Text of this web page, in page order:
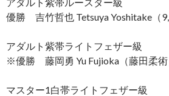
優勝 吉竹哲也 Tetsuya Yoshitake（
アダルト紫帯ライトフェザー級
※優勝 藤岡勇 Yu Fujioka（藤田柔術
マスター1白帯ライトフェザー級